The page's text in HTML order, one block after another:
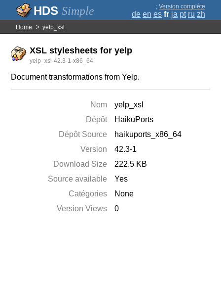
Simple ; Version complète
de en es fr ja pt ru zh
Home yelp_xsl
XSL stylesheets for yelp
yelp_xsl-42.3-1-x86_64
Document transformations from Yelp.
Nom
yelp_xsl
Dépôt
HaikuPorts
Dépôt Source
haikuports_x86_64
Version
42.3-1
Download Size
222.5 KB
Source available
Yes
Catégories
None
Version Views
0